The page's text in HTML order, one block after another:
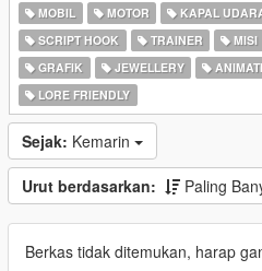
MOBIL MOTOR KAPAL
SCRIPT HOOK
TRAINER MISI
GRAFIK
JEWELLERY
LORE FRIENDLY
Sejak: Kemarin
Urut berdasarkan: Paling
Berkas tidak ditemukan, harap